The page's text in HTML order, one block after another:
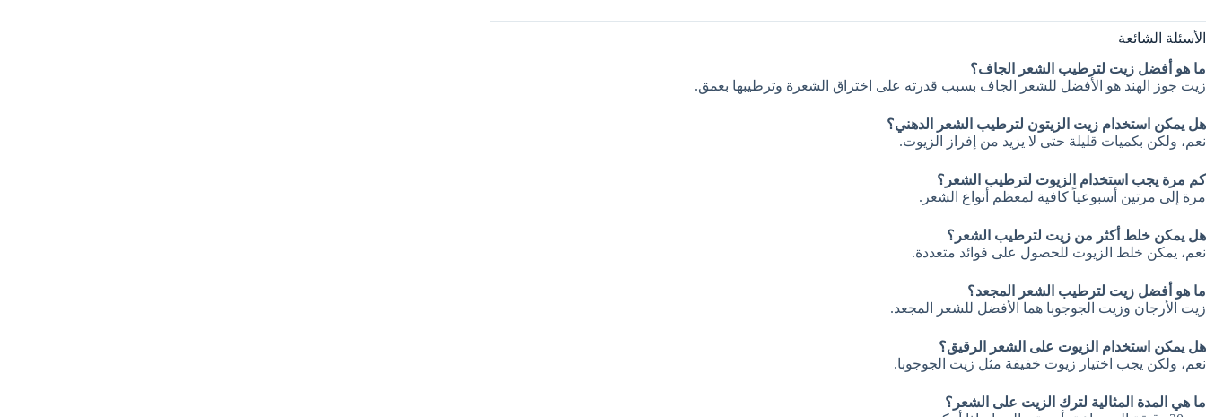
الأسئلة الشائعة
ما هو أفضل زيت لترطيب الشعر الجاف؟
زيت جوز الهند هو الأفضل للشعر الجاف بسبب قدرته على اختراق الشعرة وترطيبها بعمق.
هل يمكن استخدام زيت الزيتون لترطيب الشعر الدهني؟
نعم، ولكن بكميات قليلة حتى لا يزيد من إفراز الزيوت.
كم مرة يجب استخدام الزيوت لترطيب الشعر؟
مرة إلى مرتين أسبوعياً كافية لمعظم أنواع الشعر.
هل يمكن خلط أكثر من زيت لترطيب الشعر؟
نعم، يمكن خلط الزيوت للحصول على فوائد متعددة.
ما هو أفضل زيت لترطيب الشعر المجعد؟
زيت الأرجان وزيت الجوجوبا هما الأفضل للشعر المجعد.
هل يمكن استخدام الزيوت على الشعر الرقيق؟
نعم، ولكن يجب اختيار زيوت خفيفة مثل زيت الجوجوبا.
ما هي المدة المثالية لترك الزيت على الشعر؟